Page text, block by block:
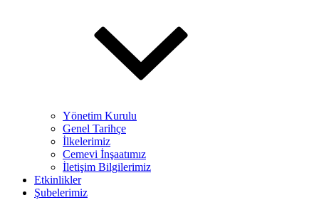
Yönetim Kurulu
Genel Tarihçe
İlkelerimiz
Cemevi İnşaatımız
İletişim Bilgilerimiz
Etkinlikler
Şubelerimiz